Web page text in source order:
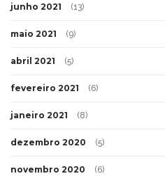
junho 2021 (13)
maio 2021 (9)
abril 2021 (5)
fevereiro 2021 (6)
janeiro 2021 (8)
dezembro 2020 (5)
novembro 2020 (6)